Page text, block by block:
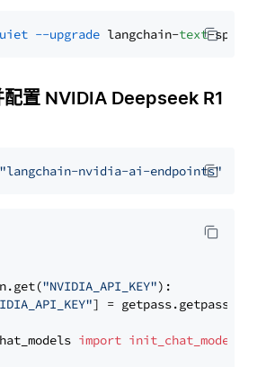
--upgrade langchain-text
置 NVIDIA Deepseek R1
"langchain-nvidia-ai-endpoints"
"NVIDIA_API_KEY"):
] = getpass.getpass(
import init_chat_model